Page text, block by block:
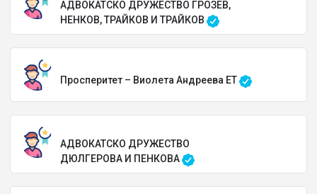
АДВОКАТСКО ДРУЖЕСТВО ГРОЗЕВ,
НЕНКОВ, ТРАЙКОВ И ТРАЙКОВ
Просперитет – Виолета Андреева ЕТ
АДВОКАТСКО ДРУЖЕСТВО
ДЮЛГЕРОВА И ПЕНКОВА